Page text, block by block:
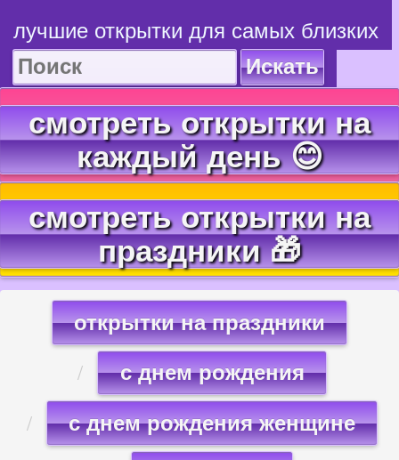
лучшие открытки для самых близких
Искать
смотреть открытки на
каждый день 😊
смотреть открытки на
праздники 🎁
открытки на праздники
с днем рождения
с днем рождения женщине